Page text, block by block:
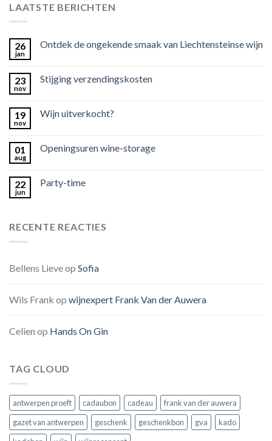
LAATSTE BERICHTEN
26
jan
Ontdek de ongekende smaak van Liechtensteinse wijn
23
nov
Stijging verzendingskosten
19
nov
Wijn uitverkocht?
01
aug
Openingsuren wine-storage
22
jun
Party-time
RECENTE REACTIES
Bellens Lieveop Sofia
Wils Frank op wijnexpert Frank Van der Auwera
Celien op Hands On Gin
TAG CLOUD
antwerpen proeft cadaubon cadeau
frank van der auwera
gazet van antwerpen
geschenk geschenkbon gva
kado